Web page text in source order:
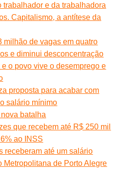
trabalhador e da trabalhadora
Capitalismo, a antítese da
milhão de vagas em quatro
e diminui desconcentração
o povo vive o desemprego e
proposta para acabar com
salário mínimo
batalha
que recebem até R$ 250 mil
ao INSS
receberam até um salário
Metropolitana de Porto Alegre